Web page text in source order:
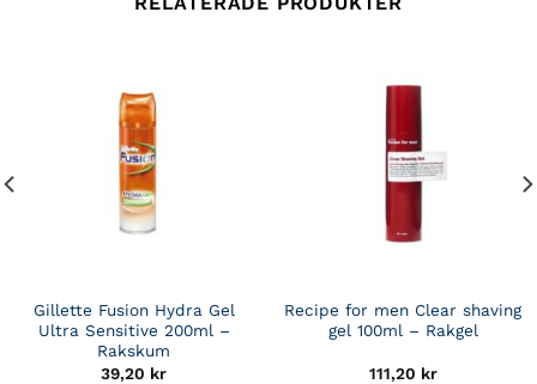
Gillette Fusion Hydra Gel
Ultra Sensitive 200ml –
Rakskum
39,20 kr
Recipe for men Clear shaving
gel 100ml – Rakgel
111,20 kr